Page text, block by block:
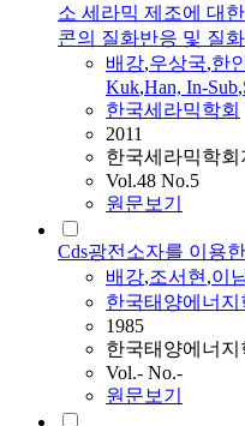
소 세라믹 제조에 대
콘의 질화반응 및 질
배강,우상국,한
Kuk,Han, In-Sub,
한국세라믹학회
2011
한국세라믹학회
Vol.48 No.5
원문보기
Cds광전소자를 이용
배강,조서현,이
한국태양에너지
1985
한국태양에너
Vol.- No.-
원문보기